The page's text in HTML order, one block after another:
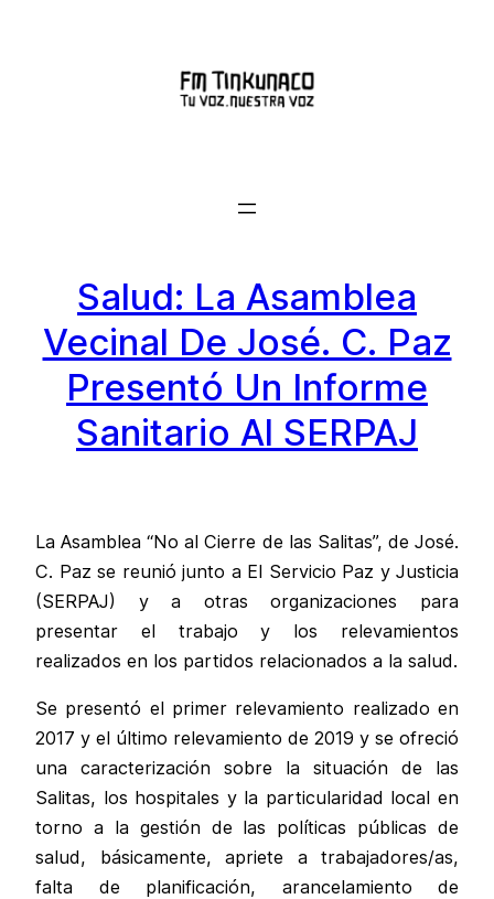
Salud: La Asamblea
Vecinal De José. C. Paz
Presentó Un Informe
Sanitario Al SERPAJ
La Asamblea “No al Cierre de las Salitas”, de José.
C. Paz se reunió junto a El Servicio Paz y Justicia
(SERPAJ) y a otras organizaciones para
presentar el trabajo y los relevamientos
realizados en los partidos relacionados a la salud.
Se presentó el primer relevamiento realizado en
2017 y el último relevamiento de 2019 y se ofreció
una caracterización sobre la situación de las
Salitas, los hospitales y la particularidad local en
torno a la gestión de las políticas públicas de
salud, básicamente, apriete a trabajadores/as,
falta de planificación, arancelamiento de